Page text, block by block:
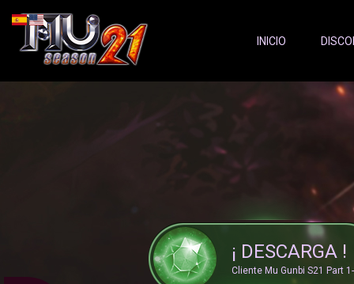
INICIO
¡ DESCARGA !
Cliente Mu Gunbi S21 Part